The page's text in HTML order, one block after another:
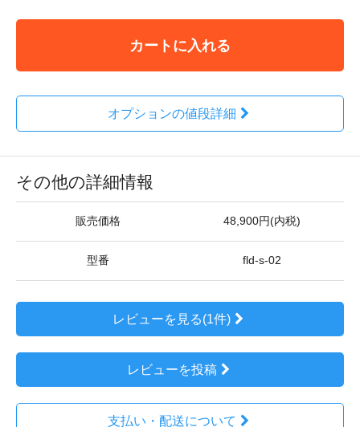
カートに入れる
オプションの値段詳細
その他の詳細情報
販売価格 48,900円(内税)
型番 fld-s-02
レビューを見る(1件)
レビューを投稿
支払い・配送について